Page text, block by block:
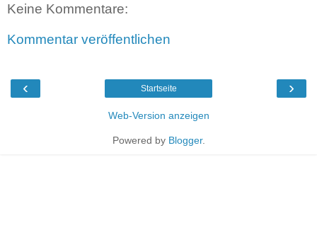
Keine Kommentare:
Kommentar veröffentlichen
‹ ›
Startseite
Web-Version anzeigen
Powered by Blogger.